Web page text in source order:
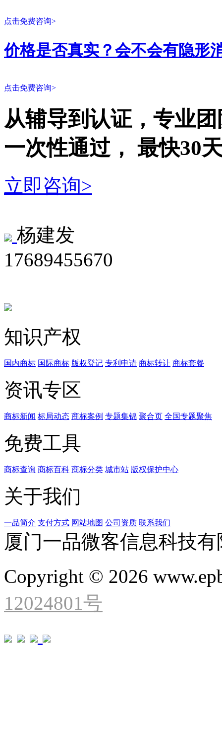
点击免费咨询>
价格是否真实？会不会有隐形
点击免费咨询>
从辅导到认证，专业
一次性通过， 最快30
立即咨询>
杨建发
17689455670
知识产权
国内商标 国际商标 版权登记 专利申请 商标转让 商标套餐
资讯专区
商标新闻 标局动态 商标案例 专题集锦 聚合页 全国专题聚焦
免费工具
商标查询 商标百科 商标分类 城市站 版权保护中心
关于我们
一品简介 支付方式 网站地图 公司资质 联系我们
厦门一品微客信息科技
Copyright © 2026
12024801号